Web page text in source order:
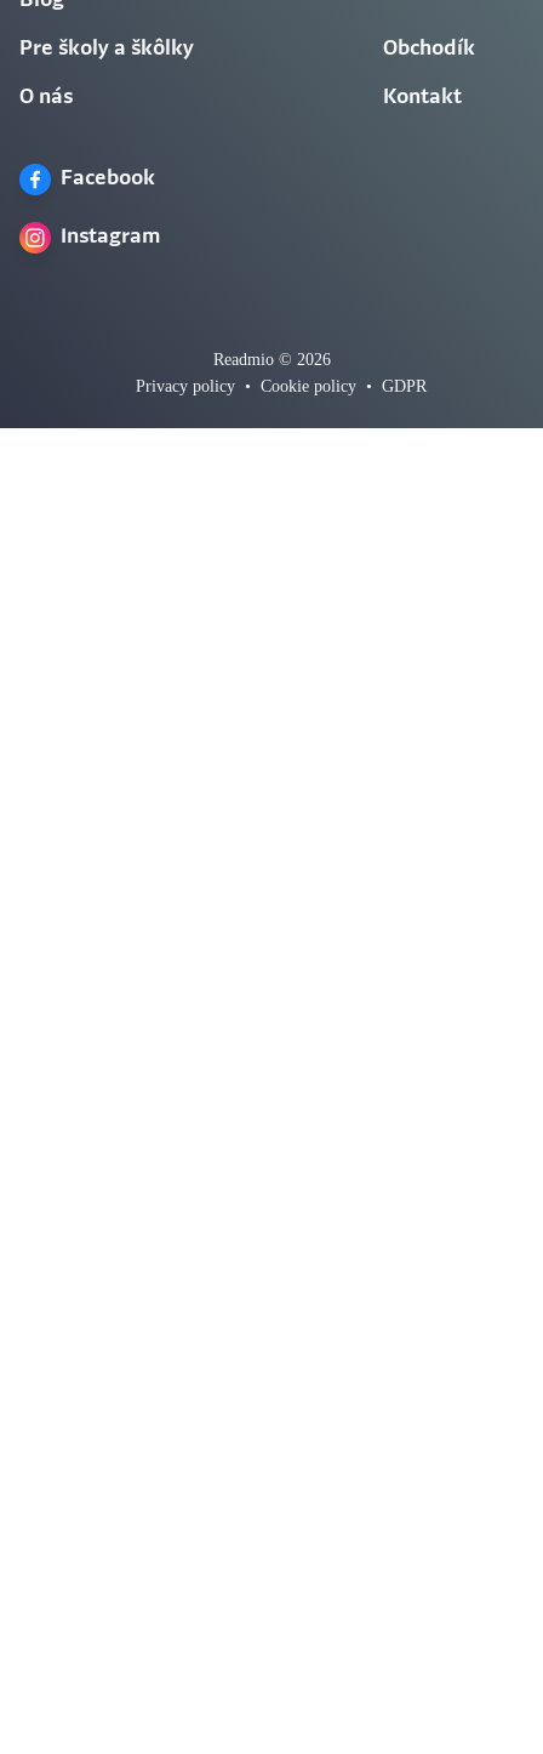
Pre školy a škôlky
O nás
Obchodík
Kontakt
Facebook
Instagram
Readmio © 2026
Privacy policy • Cookie policy • GDPR